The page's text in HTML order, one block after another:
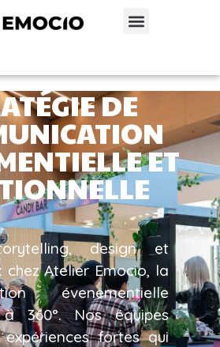
DE
ET
design et
chez Atelier Emocio, la
évenementielle
360°. Nos équipes
fortes qui